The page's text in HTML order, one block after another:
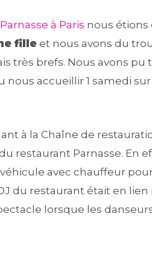
à Paris nous
fille et nous avons du
très brefs. Nous avons pu
nous accueillir 1 samedi
à la Chaîne de
restaurant Parnasse. En
avec chauffeur
du restaurant était en
lorsque les